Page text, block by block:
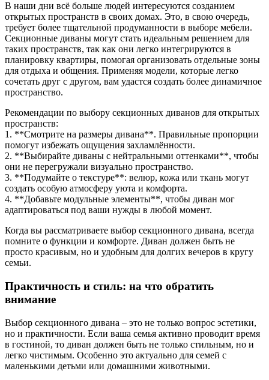
В наши дни всё больше людей интересуются созданием
открытых пространств в своих домах. Это, в свою очередь,
требует более тщательной продуманности в выборе мебели.
Секционные диваны могут стать идеальным решением для
таких пространств, так как они легко интегрируются в
планировку квартиры, помогая организовать отдельные зоны
для отдыха и общения. Применяя модели, которые легко
сочетать друг с другом, вам удастся создать более динамичное
пространство.
Рекомендации по выбору секционных диванов для открытых
пространств:
1. **Смотрите на размеры дивана**. Правильные пропорции
помогут избежать ощущения захламлённости.
2. **Выбирайте диваны с нейтральными оттенками**, чтобы
они не перегружали визуально пространство.
3. **Подумайте о текстуре**: велюр, кожа или ткань могут
создать особую атмосферу уюта и комфорта.
4. **Добавьте модульные элементы**, чтобы диван мог
адаптироваться под ваши нужды в любой момент.
Когда вы рассматриваете выбор секционного дивана, всегда
помните о функции и комфорте. Диван должен быть не
просто красивым, но и удобным для долгих вечеров в кругу
семьи.
Практичность и стиль: на что обратить
внимание
Выбор секционного дивана – это не только вопрос эстетики,
но и практичности. Если ваша семья активно проводит время
в гостиной, то диван должен быть не только стильным, но и
легко чистимым. Особенно это актуально для семей с
маленькими детьми или домашними животными.